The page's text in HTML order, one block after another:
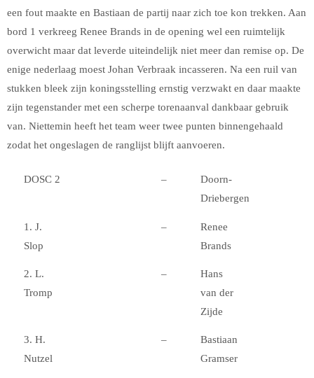
een fout maakte en Bastiaan de partij naar zich toe kon trekken. Aan
bord 1 verkreeg Renee Brands in de opening wel een ruimtelijk
overwicht maar dat leverde uiteindelijk niet meer dan remise op. De
enige nederlaag moest Johan Verbraak incasseren. Na een ruil van
stukken bleek zijn koningsstelling ernstig verzwakt en daar maakte
zijn tegenstander met een scherpe torenaanval dankbaar gebruik
van. Niettemin heeft het team weer twee punten binnengehaald
zodat het ongeslagen de ranglijst blijft aanvoeren.
DOSC 2 –
Doorn-
Driebergen
1. J.
Slop
–
Renee
Brands
2. L.
Tromp
–
Hans
van der
Zijde
3. H.
Nutzel
–
Bastiaan
Gramser